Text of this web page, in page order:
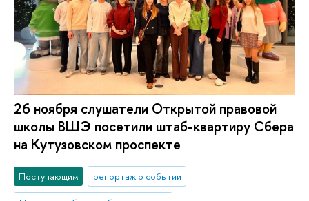
26 ноября слушатели Открытой правовой
школы ВШЭ посетили штаб-квартиру Сбера
на Кутузовском проспекте
Поступающим репортаж о событии